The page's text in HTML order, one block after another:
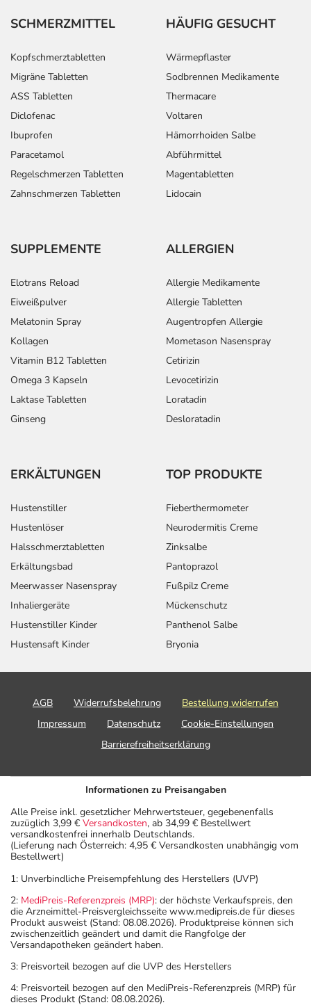
SCHMERZMITTEL
Kopfschmerztabletten
Migräne Tabletten
ASS Tabletten
Diclofenac
Ibuprofen
Paracetamol
Regelschmerzen Tabletten
Zahnschmerzen Tabletten
HÄUFIG GESUCHT
Wärmepflaster
Sodbrennen Medikamente
Thermacare
Voltaren
Hämorrhoiden Salbe
Abführmittel
Magentabletten
Lidocain
SUPPLEMENTE
Elotrans Reload
Eiweißpulver
Melatonin Spray
Kollagen
Vitamin B12 Tabletten
Omega 3 Kapseln
Laktase Tabletten
Ginseng
ALLERGIEN
Allergie Medikamente
Allergie Tabletten
Augentropfen Allergie
Mometason Nasenspray
Cetirizin
Levocetirizin
Loratadin
Desloratadin
ERKÄLTUNGEN
Hustenstiller
Hustenlöser
Halsschmerztabletten
Erkältungsbad
Meerwasser Nasenspray
Inhaliergeräte
Hustenstiller Kinder
Hustensaft Kinder
TOP PRODUKTE
Fieberthermometer
Neurodermitis Creme
Zinksalbe
Pantoprazol
Fußpilz Creme
Mückenschutz
Panthenol Salbe
Bryonia
AGB Widerrufsbelehrung
Bestellung widerrufen
Impressum
Datenschutz
Cookie-Einstellungen
Barrierefreiheitserklärung
Informationen zu Preisangaben
Alle Preise inkl. gesetzlicher Mehrwertsteuer, gegebenenfalls
zuzüglich 3,99 € Versandkosten, ab 34,99 € Bestellwert
versandkostenfrei innerhalb Deutschlands.
(Lieferung nach Österreich: 4,95 € Versandkosten unabhängig vom
Bestellwert)
1: Unverbindliche Preisempfehlung des Herstellers (UVP)
2: MediPreis-Referenzpreis (MRP): der höchste Verkaufspreis, den
die Arzneimittel-Preisvergleichsseite www.medipreis.de für dieses
Produkt ausweist (Stand: 08.08.2026). Produktpreise können sich
zwischenzeitlich geändert und damit die Rangfolge der
Versandapotheken geändert haben.
3: Preisvorteil bezogen auf die UVP des Herstellers
4: Preisvorteil bezogen auf den MediPreis-Referenzpreis (MRP) für
dieses Produkt (Stand: 08.08.2026).